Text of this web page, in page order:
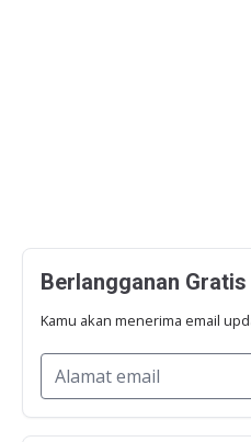
Berlangganan Gratis
Kamu akan menerima email